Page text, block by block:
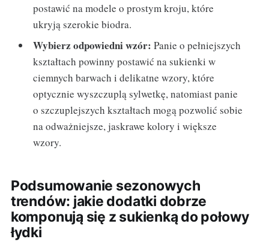
postawić na modele o prostym kroju, które
ukryją szerokie biodra.
Wybierz odpowiedni wzór: Panie o pełniejszych
kształtach powinny postawić na sukienki w
ciemnych barwach i delikatne wzory, które
optycznie wyszczuplą sylwetkę, natomiast panie
o szczuplejszych kształtach mogą pozwolić sobie
na odważniejsze, jaskrawe kolory i większe
wzory.
Podsumowanie sezonowych
trendów: jakie dodatki dobrze
komponują się z sukienką do połowy
łydki